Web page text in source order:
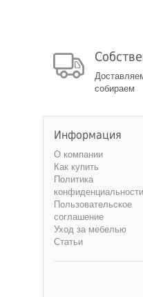
собираем
Информация
О компании
Как купить
Политика
конфиденциальности
Пользовательское
соглашение
Уход за мебелью
Статьи